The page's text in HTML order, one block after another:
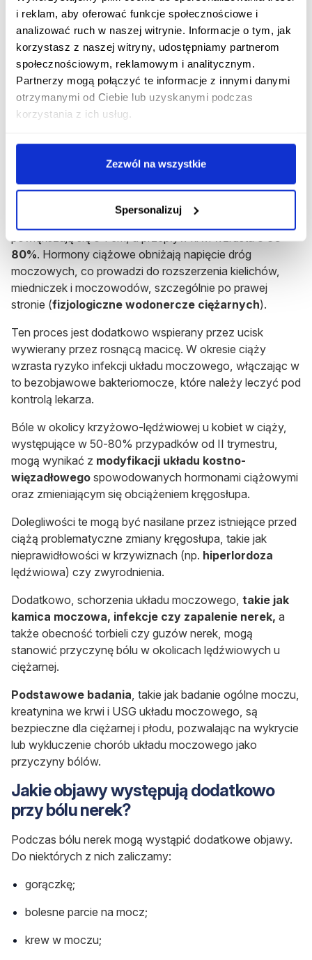
i reklam, aby oferować funkcje społecznościowe i
analizować ruch w naszej witrynie. Informacje o tym, jak
korzystasz z naszej witryny, udostępniamy partnerom
społecznościowym, reklamowym i analitycznym.
Partnerzy mogą połączyć te informacje z innymi danymi
otrzymanymi od Ciebie lub uzyskanymi podczas
korzystania z ich usług.
Zezwól na wszystkie
Spersonalizuj
ból lub pieczenie podczas oddawania moczu;
konieczność częstego lub natychmiastowego
oddawania moczu;
pobolewanie w dole brzucha.
gorączka> 38 °C, może występować ból w okolicy nerki,
po jednej lub obu stronach, nudności, wymioty.
Ból nerek w ciąży
powiększają się o 1 cm, a przepływ krwi wzrasta o50-
80%. Hormony ciążowe obniżają napięcie dróg
moczowych, co prowadzi do rozszerzenia kielichów,
miedniczek i moczowodów, szczególnie po prawej
stronie (fizjologiczne wodonercze ciężarnych).
Ten proces jest dodatkowo wspierany przez ucisk
wywierany przez rosnącą macicę. W okresie ciąży
wzrasta ryzyko infekcji układu moczowego, włączając w
to bezobjawowe bakteriomocze, które należy leczyć pod
kontrolą lekarza.
Bóle w okolicy krzyżowo-lędźwiowej u kobiet w ciąży,
występujące w 50-80% przypadków od II trymestru,
mogą wynikać z modyfikacji układu kostno-
więzadłowego spowodowanych hormonami ciążowymi
oraz zmieniającym się obciążeniem kręgosłupa.
Dolegliwości te mogą być nasilane przez istniejące przed
ciążą problematyczne zmiany kręgosłupa, takie jak
nieprawidłowości w krzywiznach (np. hiperlordoza
lędźwiowa) czy zwyrodnienia.
Dodatkowo, schorzenia układu moczowego, takie jak
kamica moczowa, infekcje czy zapalenie nerek, a
także obecność torbieli czy guzów nerek, mogą
stanowić przyczynę bólu w okolicach lędźwiowych u
ciężarnej.
Podstawowe badania, takie jak badanie ogólne moczu,
kreatynina we krwi i USG układu moczowego, są
bezpieczne dla ciężarnej i płodu, pozwalając na wykrycie
lub wykluczenie chorób układu moczowego jako
przyczyny bólów.
Jakie objawy występują dodatkowo
przy bólu nerek?
Podczas bólu nerek mogą wystąpić dodatkowe objawy.
Do niektórych z nich zaliczamy:
gorączkę;
bolesne parcie na mocz;
krew w moczu;